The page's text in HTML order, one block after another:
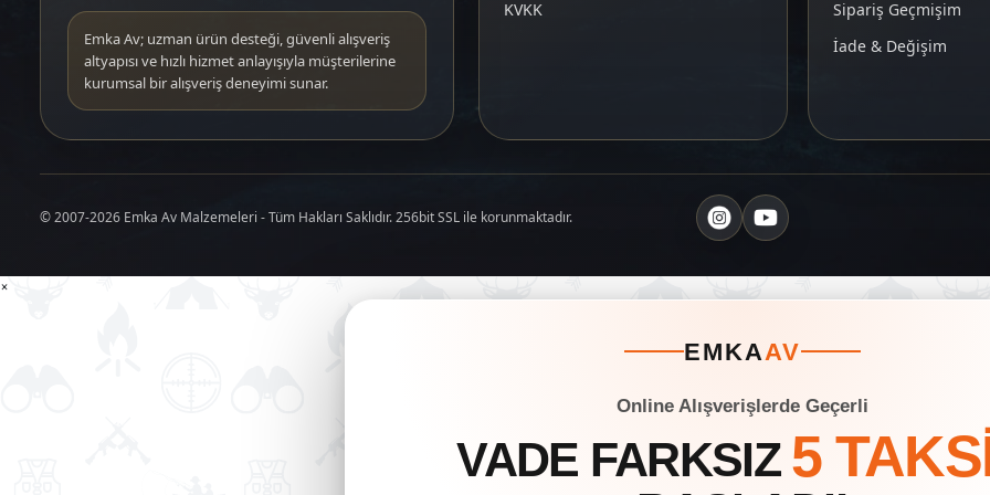
Emka Av; uzman ürün desteği, güvenli alışveriş
altyapısı ve hızlı hizmet anlayışıyla müşterilerine
kurumsal bir alışveriş deneyimi sunar.
KVKK
Sipariş Geçmişim
İade & Değişim
© 2007-2026 Emka Av Malzemeleri - Tüm Hakları Saklıdır. 256bit SSL ile korunmaktadır.
×
EMKAAV
Online Alışverişlerde Geçerli
VADE FARKSIZ 5